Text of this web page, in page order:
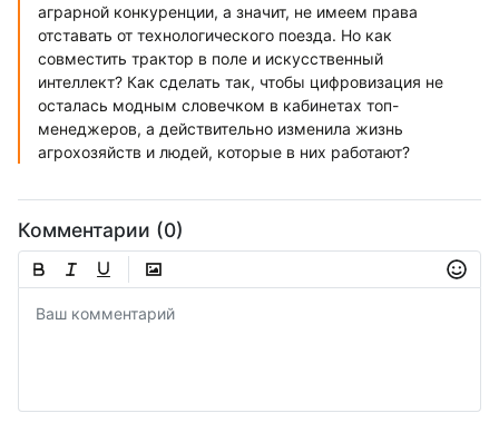
аграрной конкуренции, а значит, не имеем права
отставать от технологического поезда. Но как
совместить трактор в поле и искусственный
интеллект? Как сделать так, чтобы цифровизация не
осталась модным словечком в кабинетах топ-
менеджеров, а действительно изменила жизнь
агрохозяйств и людей, которые в них работают?
Комментарии (0)